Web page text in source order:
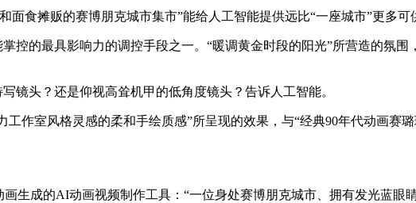
食摊贩的赛博朋克城市集市”能给人工智能提供远比“一座城市”更多可
控的最具影响力的调控手段之一。“暖调黄金时段的阳光”所营造的氛围
镜头？还是仰视高耸机甲的低角度镜头？告诉人工智能。
作室风格灵感的柔和手绘质感”所呈现的效果，与“经典90年代动画赛
生成的AI动画视频制作工具：“一位身处赛博朋克城市、拥有发光蓝眼睛